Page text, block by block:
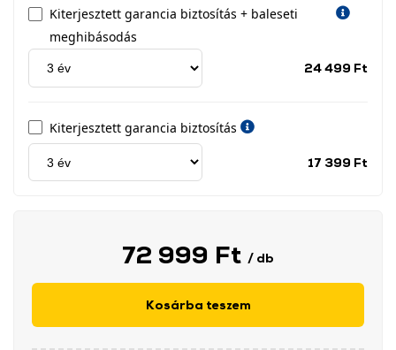
Kiterjesztett garancia biztosítás + baleseti
meghibásodás
24 499 Ft
Kiterjesztett garancia biztosítás
17 399 Ft
72 999 Ft / db
Kosárba teszem